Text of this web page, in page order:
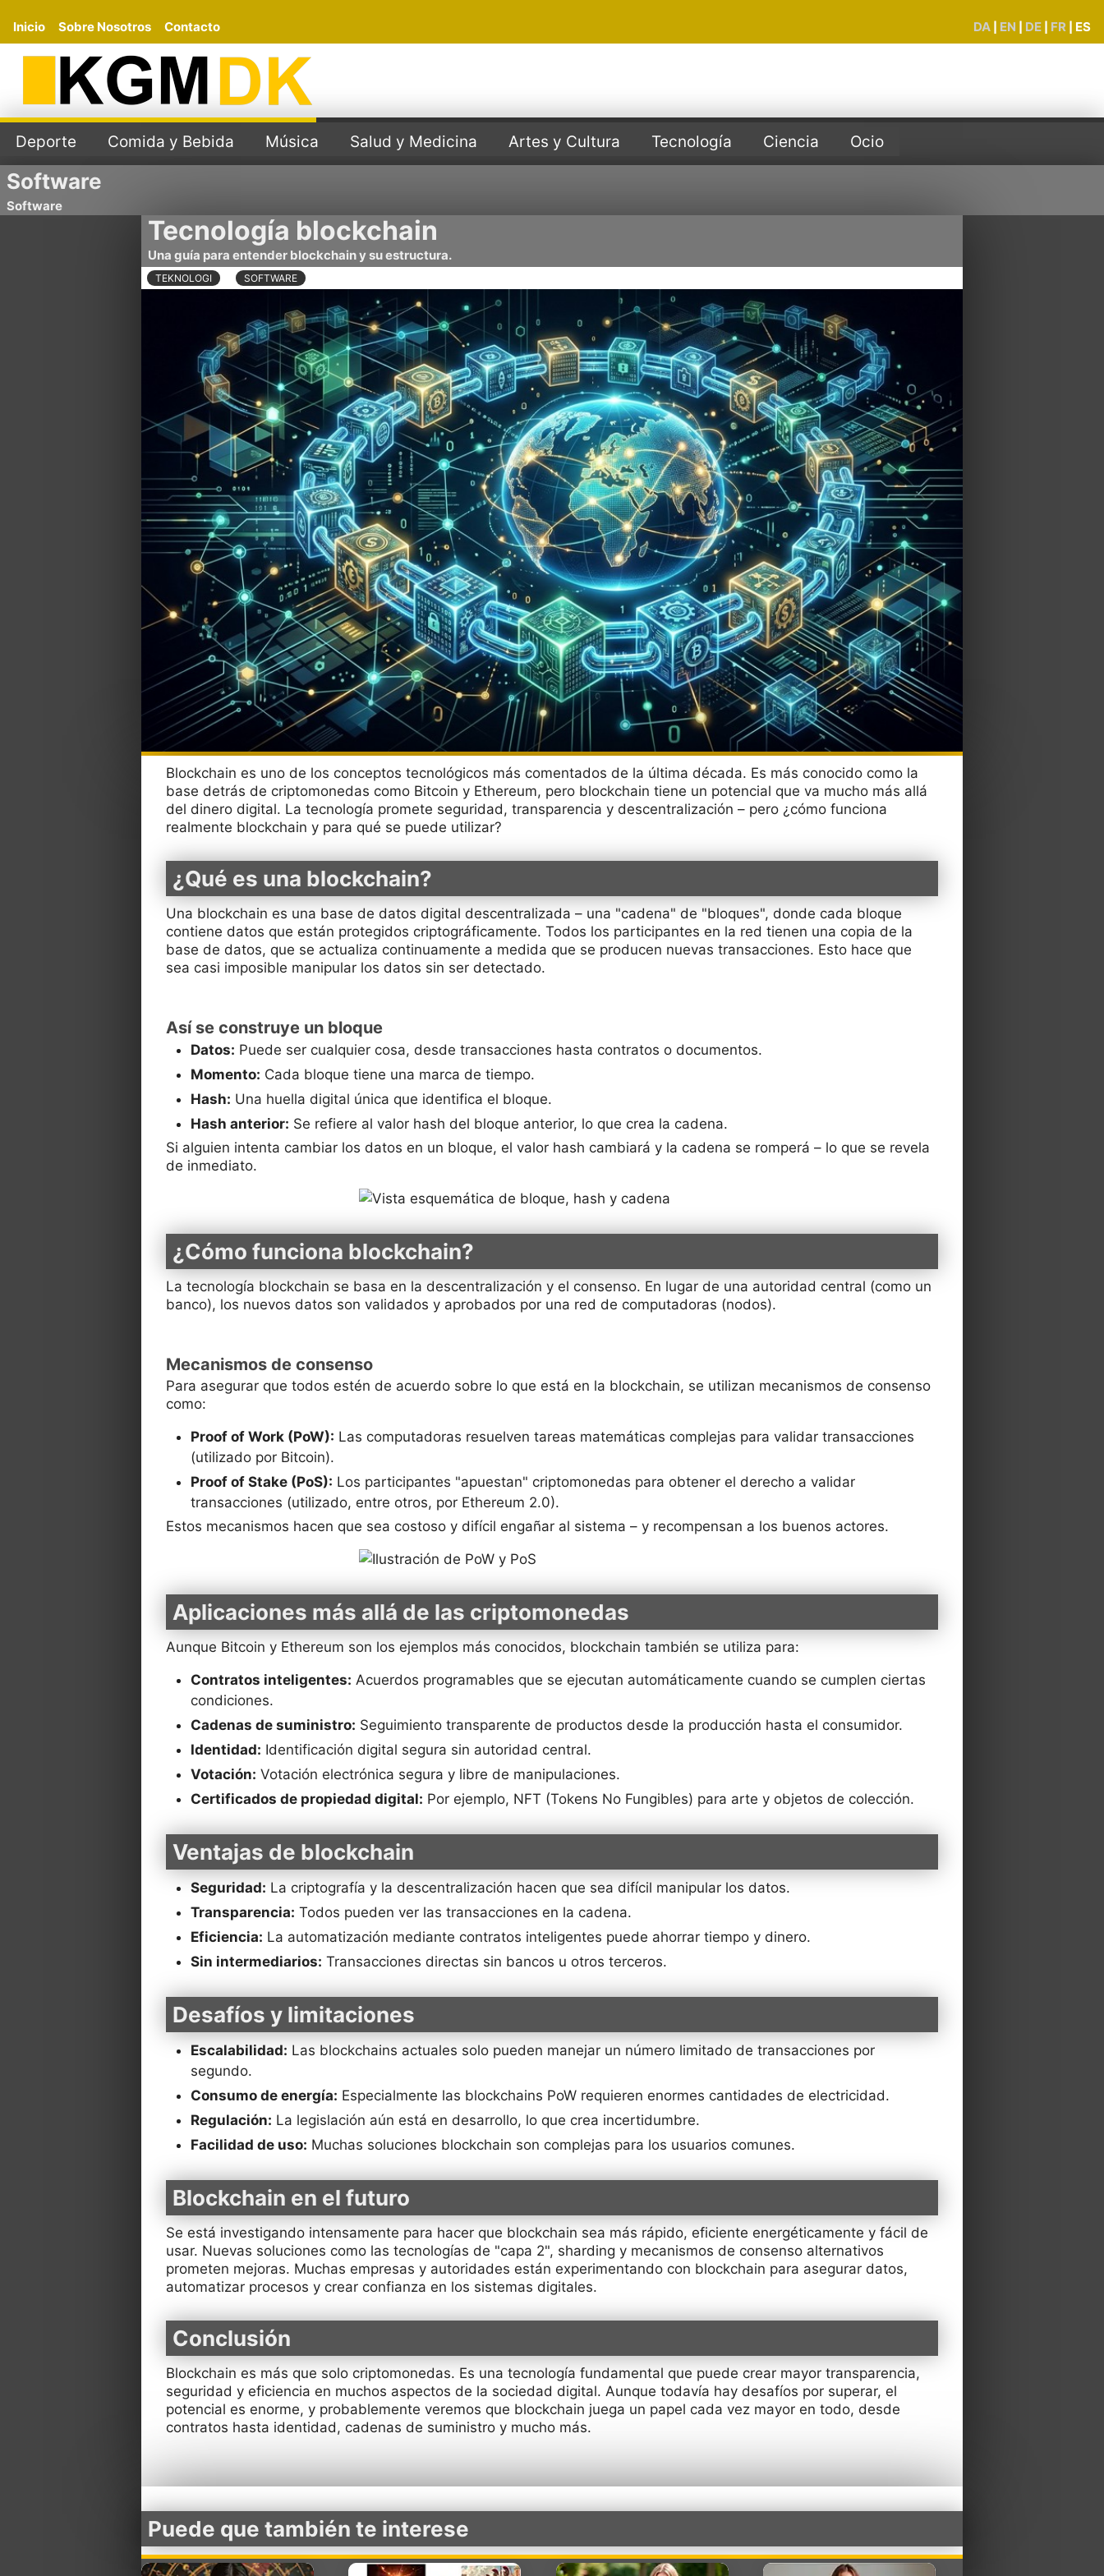
Inicio Sobre Nosotros Contacto DA EN DE FR ES
Deporte Comida y Bebida Música Salud y Medicina Artes y Cultura Tecnología Ciencia Ocio
Software
Software
Tecnología blockchain
Una guía para entender blockchain y su estructura.
TEKNOLOGI SOFTWARE
Blockchain es uno de los conceptos tecnológicos más comentados de la última década. Es más conocido como la
base detrás de criptomonedas como Bitcoin y Ethereum, pero blockchain tiene un potencial que va mucho más allá
del dinero digital. La tecnología promete seguridad, transparencia y descentralización – pero ¿cómo funciona
realmente blockchain y para qué se puede utilizar?
¿Qué es una blockchain?
Una blockchain es una base de datos digital descentralizada – una "cadena" de "bloques", donde cada bloque
contiene datos que están protegidos criptográficamente. Todos los participantes en la red tienen una copia de la
base de datos, que se actualiza continuamente a medida que se producen nuevas transacciones. Esto hace que
sea casi imposible manipular los datos sin ser detectado.
Así se construye un bloque
Datos: Puede ser cualquier cosa, desde transacciones hasta contratos o documentos.
Momento: Cada bloque tiene una marca de tiempo.
Hash: Una huella digital única que identifica el bloque.
Hash anterior: Se refiere al valor hash del bloque anterior, lo que crea la cadena.
Si alguien intenta cambiar los datos en un bloque, el valor hash cambiará y la cadena se romperá – lo que se revela
de inmediato.
¿Cómo funciona blockchain?
La tecnología blockchain se basa en la descentralización y el consenso. En lugar de una autoridad central (como un
banco), los nuevos datos son validados y aprobados por una red de computadoras (nodos).
Mecanismos de consenso
Para asegurar que todos estén de acuerdo sobre lo que está en la blockchain, se utilizan mecanismos de consenso
como:
Proof of Work (PoW): Las computadoras resuelven tareas matemáticas complejas para validar transacciones
(utilizado por Bitcoin).
Proof of Stake (PoS): Los participantes "apuestan" criptomonedas para obtener el derecho a validar
transacciones (utilizado, entre otros, por Ethereum 2.0).
Estos mecanismos hacen que sea costoso y difícil engañar al sistema – y recompensan a los buenos actores.
Aplicaciones más allá de las criptomonedas
Aunque Bitcoin y Ethereum son los ejemplos más conocidos, blockchain también se utiliza para:
Contratos inteligentes: Acuerdos programables que se ejecutan automáticamente cuando se cumplen ciertas
condiciones.
Cadenas de suministro: Seguimiento transparente de productos desde la producción hasta el consumidor.
Identidad: Identificación digital segura sin autoridad central.
Votación: Votación electrónica segura y libre de manipulaciones.
Certificados de propiedad digital: Por ejemplo, NFT (Tokens No Fungibles) para arte y objetos de colección.
Ventajas de blockchain
Seguridad: La criptografía y la descentralización hacen que sea difícil manipular los datos.
Transparencia: Todos pueden ver las transacciones en la cadena.
Eficiencia: La automatización mediante contratos inteligentes puede ahorrar tiempo y dinero.
Sin intermediarios: Transacciones directas sin bancos u otros terceros.
Desafíos y limitaciones
Escalabilidad: Las blockchains actuales solo pueden manejar un número limitado de transacciones por
segundo.
Consumo de energía: Especialmente las blockchains PoW requieren enormes cantidades de electricidad.
Regulación: La legislación aún está en desarrollo, lo que crea incertidumbre.
Facilidad de uso: Muchas soluciones blockchain son complejas para los usuarios comunes.
Blockchain en el futuro
Se está investigando intensamente para hacer que blockchain sea más rápido, eficiente energéticamente y fácil de
usar. Nuevas soluciones como las tecnologías de "capa 2", sharding y mecanismos de consenso alternativos
prometen mejoras. Muchas empresas y autoridades están experimentando con blockchain para asegurar datos,
automatizar procesos y crear confianza en los sistemas digitales.
Conclusión
Blockchain es más que solo criptomonedas. Es una tecnología fundamental que puede crear mayor transparencia,
seguridad y eficiencia en muchos aspectos de la sociedad digital. Aunque todavía hay desafíos por superar, el
potencial es enorme, y probablemente veremos que blockchain juega un papel cada vez mayor en todo, desde
contratos hasta identidad, cadenas de suministro y mucho más.
Puede que también te interese